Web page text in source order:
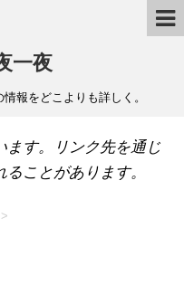
一夜
報をどこよりも詳しく。
ます。リンク先を通じ
ことがあります。
>